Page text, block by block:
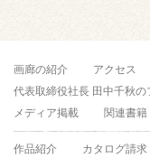
画廊の紹介 アクセス
代表取締役社長 田中千秋の
メディア掲載
関連書籍
作品紹介 カタログ請求